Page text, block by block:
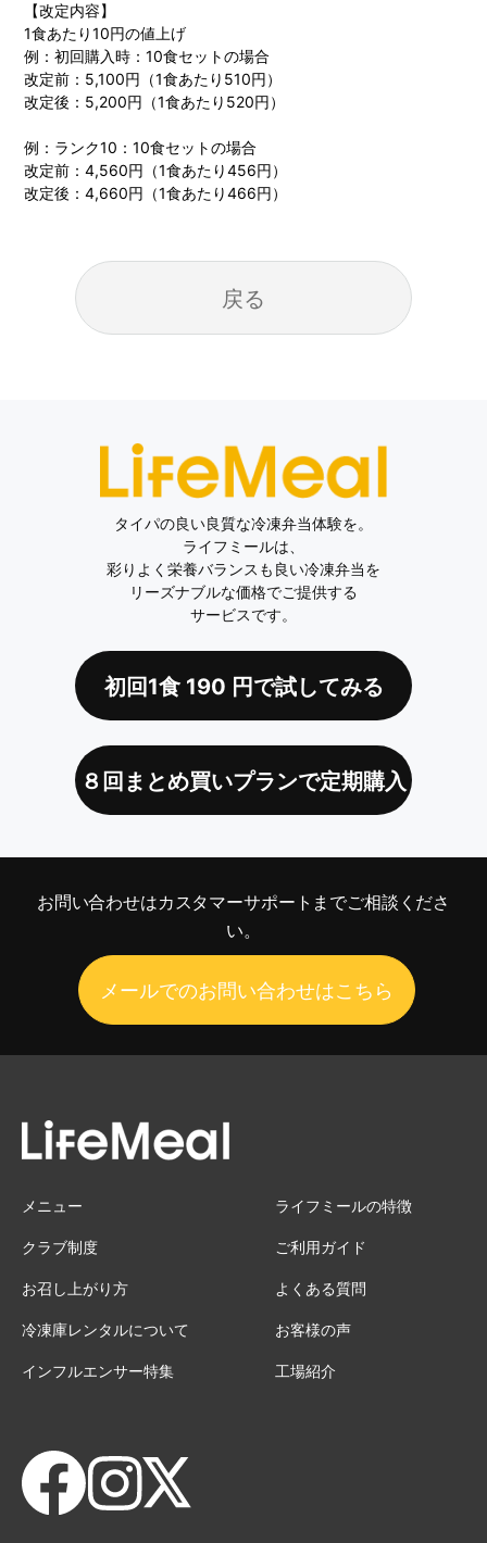
【改定内容】
1食あたり10円の値上げ
例：初回購入時：10食セットの場合
改定前：5,100円（1食あたり510円）
改定後：5,200円（1食あたり520円）
例：ランク10：10食セットの場合
改定前：4,560円（1食あたり456円）
改定後：4,660円（1食あたり466円）
戻る
タイパの良い良質な冷凍弁当体験を。
ライフミールは、
彩りよく栄養バランスも良い冷凍弁当を
リーズナブルな価格でご提供する
サービスです。
初回1食190 円で試してみる
８回まとめ買いプランで定期購入
お問い合わせはカスタマーサポートまでご相談くださ
い。
メールでのお問い合わせはこちら
メニュー ライフミールの特徴
クラブ制度 ご利用ガイド
お召し上がり方 よくある質問
冷凍庫レンタルについて お客様の声
インフルエンサー特集 工場紹介